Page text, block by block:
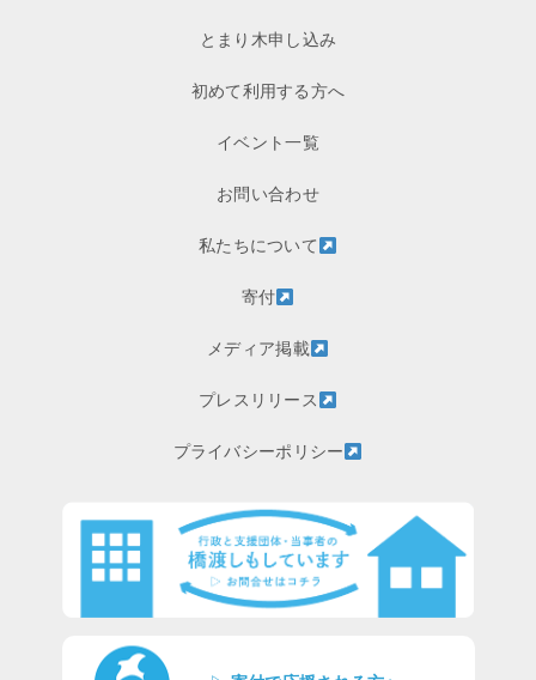
とまり木申し込み
初めて利用する方へ
イベント一覧
お問い合わせ
私たちについて
寄付
メディア掲載
プレスリリース
プライバシーポリシー